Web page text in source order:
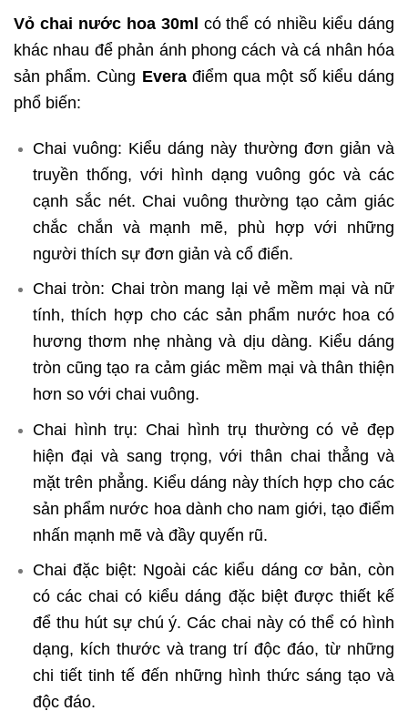
Vỏ chai nước hoa 30ml có thể có nhiều kiểu dáng
khác nhau để phản ánh phong cách và cá nhân hóa
sản phẩm. Cùng Everađiểm qua một số kiểu dáng
phổ biến:
Chai vuông: Kiểu dáng này thường đơn giản và
truyền thống, với hình dạng vuông góc và các
cạnh sắc nét. Chai vuông thường tạo cảm giác
chắc chắn và mạnh mẽ, phù hợp với những
người thích sự đơn giản và cổ điển.
Chai tròn: Chai tròn mang lại vẻ mềm mại và nữ
tính, thích hợp cho các sản phẩm nước hoa có
hương thơm nhẹ nhàng và dịu dàng. Kiểu dáng
tròn cũng tạo ra cảm giác mềm mại và thân thiện
hơn so với chai vuông.
Chai hình trụ: Chai hình trụ thường có vẻ đẹp
hiện đại và sang trọng, với thân chai thẳng và
mặt trên phẳng. Kiểu dáng này thích hợp cho các
sản phẩm nước hoa dành cho nam giới, tạo điểm
nhấn mạnh mẽ và đầy quyến rũ.
Chai đặc biệt: Ngoài các kiểu dáng cơ bản, còn
có các chai có kiểu dáng đặc biệt được thiết kế
để thu hút sự chú ý. Các chai này có thể có hình
dạng, kích thước và trang trí độc đáo, từ những
chi tiết tinh tế đến những hình thức sáng tạo và
độc đáo.